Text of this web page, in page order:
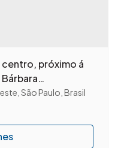
centro, próximo á
São Paulo Brasil